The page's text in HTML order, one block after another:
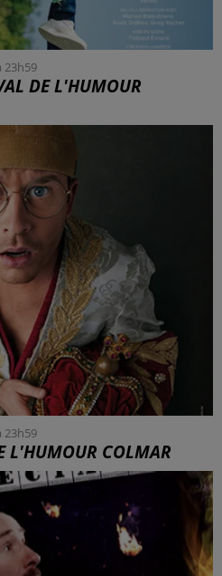
23h59
DE L'HUMOUR
23h59
L'HUMOUR COLMAR